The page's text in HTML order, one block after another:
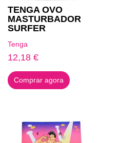
TENGA OVO
MASTURBADOR
SURFER
Tenga
12,18€
Comprar agora